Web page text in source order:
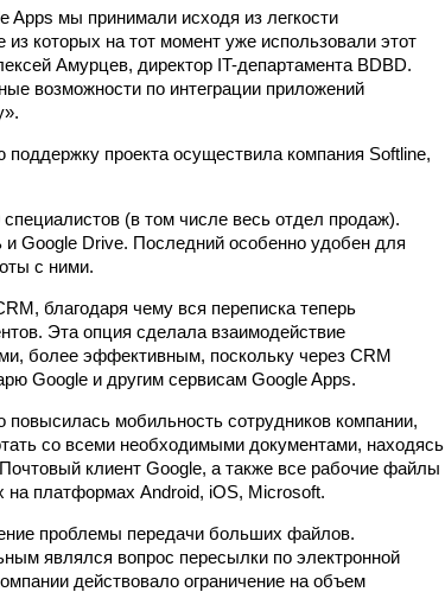
мы принимали исходя из легкости
которых на тот момент уже использовали этот
Амурцев, директор IT-департамента BDBD.
возможности по интеграции приложений
проекта осуществила компания Softline,
(в том числе весь отдел продаж).
Google Drive. Последний особенно удобен для
с ними.
благодаря чему вся переписка теперь
Эта опция сделала взаимодействие
более эффективным, поскольку через CRM
Google и другим сервисам Google Apps.
мобильность сотрудников компании,
со всеми необходимыми документами, находясь
клиент Google, а также все рабочие файлы
платформах Android, iOS, Microsoft.
проблемы передачи больших файлов.
являлся вопрос пересылки по электронной
действовало ограничение на объем